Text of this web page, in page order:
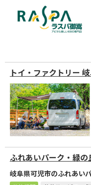
トイ・ファクトリー
ふれあいパーク・緑の
岐阜県可児市のふれあい